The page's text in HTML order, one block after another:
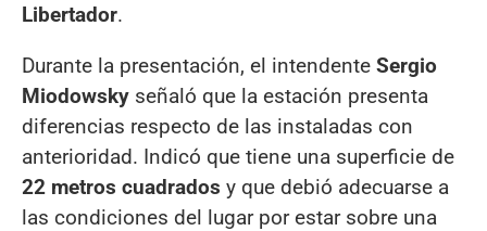
Libertador.
Durante la presentación, el intendente Sergio
Miodowsky señaló que la estación presenta
diferencias respecto de las instaladas con
anterioridad. Indicó que tiene una superficie de
22 metros cuadrados y que debió adecuarse a
las condiciones del lugar por estar sobre una